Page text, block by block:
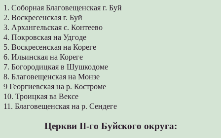
1. Соборная Благовещенская г. Буй
2. Воскресенская г. Буй
3. Архангельская с. Контеево
4. Покровская на Удгоде
5. Воскресенская на Кореге
6. Ильинская на Кореге
7. Богородицкая в Шушкодоме
8. Благовещенская на Монзе
9 Георгиевская на р. Костроме
10. Троицкая ва Вексе
11. Благовещенская на р. Сендеге
Церкви ІІ-го Буйского округа: